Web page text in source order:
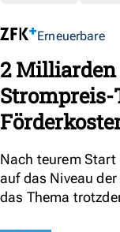
Erneuerbare
2
Strompreis-
Nach teurem Start
auf das Niveau
das Thema